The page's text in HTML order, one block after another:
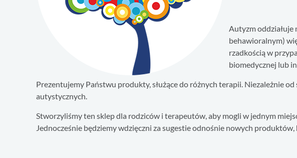
Autyzm oddziałuje
behawioralnym)
rzadkością w
biomedycznej lub
Prezentujemy Państwu produkty, służące do różnych terapii. Niezależnie
autystycznych.
Stworzyliśmy ten sklep dla rodziców i terapeutów, aby mogli w jednym
Jednocześnie będziemy wdzięczni za sugestie odnośnie nowych